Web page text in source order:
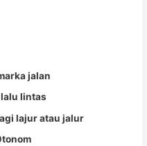
jalan
lalu lintas
lajur atau jalur